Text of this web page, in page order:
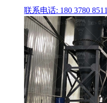
联系电话: 180 3780 8511